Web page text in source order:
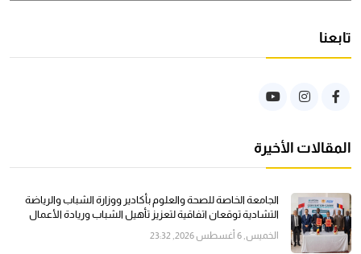
تابعنا
المقالات الأخيرة
الجامعة الخاصة للصحة والعلوم بأكادير ووزارة الشباب والرياضة
التشادية توقعان اتفاقية لتعزيز تأهيل الشباب وريادة الأعمال
الخميس, 6 أغسطس 2026, 23:32